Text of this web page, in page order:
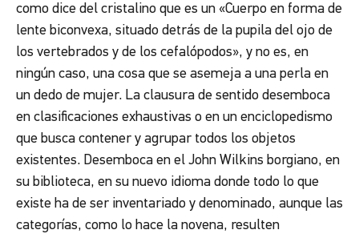
como dice del cristalino que es un «Cuerpo en forma de
lente biconvexa, situado detrás de la pupila del ojo de
los vertebrados y de los cefalópodos», y no es, en
ningún caso, una cosa que se asemeja a una perla en
un dedo de mujer. La clausura de sentido desemboca
en clasificaciones exhaustivas o en un enciclopedismo
que busca contener y agrupar todos los objetos
existentes. Desemboca en el John Wilkins borgiano, en
su biblioteca, en su nuevo idioma donde todo lo que
existe ha de ser inventariado y denominado, aunque las
categorías, como lo hace la novena, resulten